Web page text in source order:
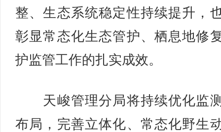
整、生态系统稳定性持续提升，
彰显常态化生态管护、栖息地修
护监管工作的扎实成效。
天峻管理分局将持续优化监
布局，完善立体化、常态化野生